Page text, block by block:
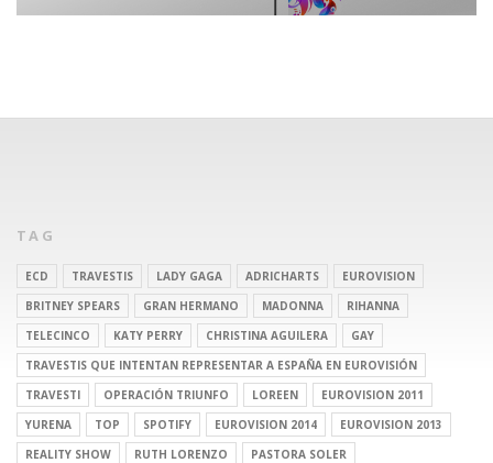
TAG
ECD TRAVESTIS LADY GAGA ADRICHARTS
EUROVISION
BRITNEY SPEARS
GRAN HERMANO MADONNA
RIHANNA
TELECINCO
KATY PERRY CHRISTINA AGUILERA
GAY
TRAVESTIS QUE INTENTAN REPRESENTAR A ESPAÑA EN EUROVISIÓN
TRAVESTI
OPERACIÓN TRIUNFO LOREEN
EUROVISION 2011
YURENA
TOP SPOTIFY EUROVISION 2014
EUROVISION 2013
REALITY SHOW
RUTH LORENZO
PASTORA SOLER